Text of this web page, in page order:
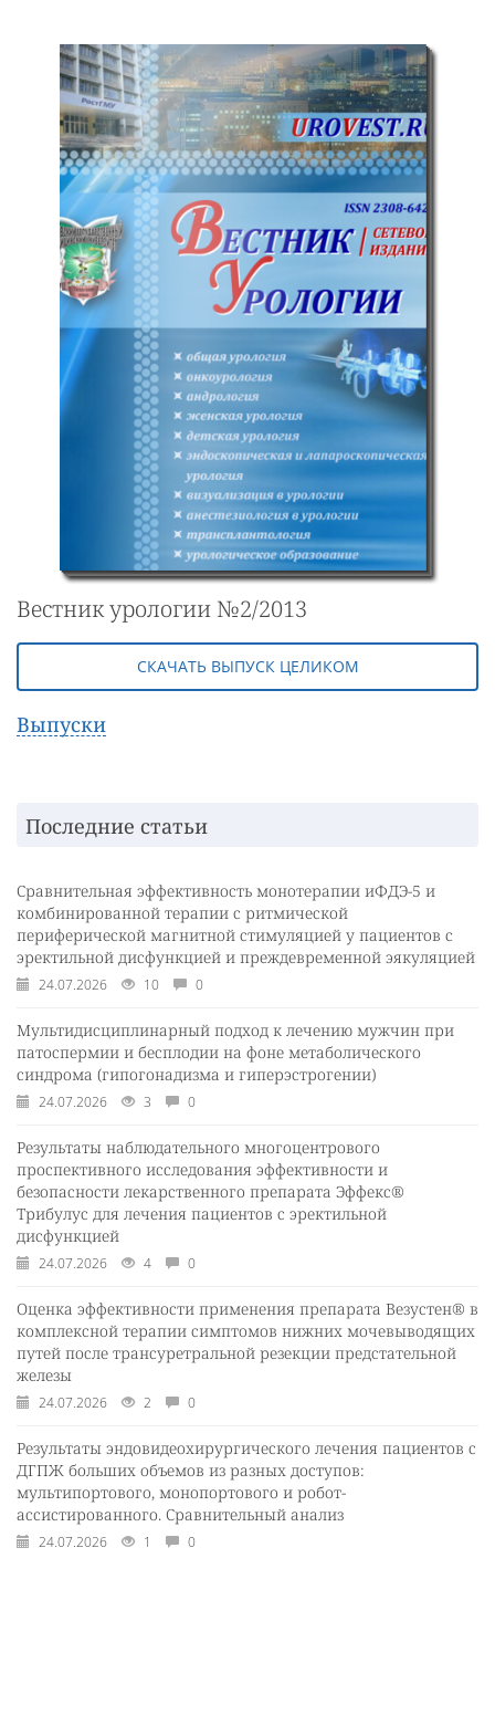
Вестник урологии №2/2013
СКАЧАТЬ ВЫПУСК ЦЕЛИКОМ
Выпуски
Последние статьи
Сравнительная эффективность монотерапии иФДЭ-5 и
комбинированной терапии с ритмической
периферической магнитной стимуляцией у пациентов с
эректильной дисфункцией и преждевременной эякуляцией
24.07.2026 10 0
Мультидисциплинарный подход к лечению мужчин при
патоспермии и бесплодии на фоне метаболического
синдрома (гипогонадизма и гиперэстрогении)
24.07.2026 3 0
Результаты наблюдательного многоцентрового
проспективного исследования эффективности и
безопасности лекарственного препарата Эффекс®
Трибулус для лечения пациентов с эректильной
дисфункцией
24.07.2026 4 0
Оценка эффективности применения препарата Везустен® в
комплексной терапии симптомов нижних мочевыводящих
путей после трансуретральной резекции предстательной
железы
24.07.2026 2 0
Результаты эндовидеохирургического лечения пациентов с
ДГПЖ больших объемов из разных доступов:
мультипортового, монопортового и робот-
ассистированного. Сравнительный анализ
24.07.2026 1 0